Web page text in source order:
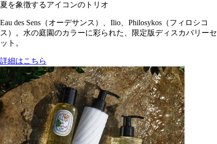
夏を象徴するアイコンのトリオ
Eau des Sens（オーデサンス）、Ilio、Philosykos（フィロシコ
ス）。水の庭園のカラーに彩られた、限定版ディスカバリーセ
ット。
詳細はこちら